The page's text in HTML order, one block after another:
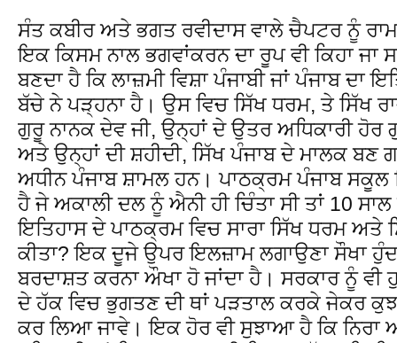
ਸੰਤ ਕਬੀਰ ਅਤੇ ਭਗਤ ਰਵੀਦਾਸ ਵਾਲੇ ਚੈਪਟਰ ਨੂੰ
ਇਕ ਕਿਸਮ ਨਾਲ ਭਗਵਾਂਕਰਨ ਦਾ ਰੂਪ ਵੀ ਕਿਹਾ
ਬਣਦਾ ਹੈ ਕਿ ਲਾਜ਼ਮੀ ਵਿਸ਼ਾ ਪੰਜਾਬੀ ਜਾਂ ਪੰਜਾਬ
ਬੱਚੇ ਨੇ ਪੜ੍ਹਨਾ ਹੈ। ਉਸ ਵਿਚ ਸਿੱਖ ਧਰਮ, ਤੇ ਸਿੱਖ
ਗੁਰੂ ਨਾਨਕ ਦੇਵ ਜੀ, ਉਨ੍ਹਾਂ ਦੇ ਉਤਰ ਅਧਿਕਾਰੀ ਹੋਰ
ਅਤੇ ਉਨ੍ਹਾਂ ਦੀ ਸ਼ਹੀਦੀ, ਸਿੱਖ ਪੰਜਾਬ ਦੇ ਮਾਲਕ ਬਣ
ਅਧੀਨ ਪੰਜਾਬ ਸ਼ਾਮਲ ਹਨ। ਪਾਠਕ੍ਰਮ ਪੰਜਾਬ ਸਕੂਲ
ਹੈ ਜੇ ਅਕਾਲੀ ਦਲ ਨੂੰ ਐਨੀ ਹੀ ਚਿੰਤਾ ਸੀ ਤਾਂ 10 ਸਾਲ
ਇਤਿਹਾਸ ਦੇ ਪਾਠਕ੍ਰਮ ਵਿਚ ਸਾਰਾ ਸਿੱਖ ਧਰਮ ਅਤੇ
ਕੀਤਾ? ਇਕ ਦੂਜੇ ਉਪਰ ਇਲਜ਼ਾਮ ਲਗਾਉਣਾ ਸੌਖਾ
ਬਰਦਾਸ਼ਤ ਕਰਨਾ ਔਖਾ ਹੋ ਜਾਂਦਾ ਹੈ। ਸਰਕਾਰ ਨੂੰ ਵੀ
ਦੇ ਹੱਕ ਵਿਚ ਭੁਗਤਣ ਦੀ ਥਾਂ ਪੜਤਾਲ ਕਰਕੇ ਜੇਕਰ
ਕਰ ਲਿਆ ਜਾਵੇ। ਇਕ ਹੋਰ ਵੀ ਸੁਝਾਆ ਹੈ ਕਿ ਨਿਰਾ